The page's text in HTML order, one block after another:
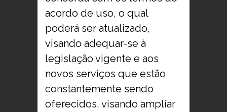
acordo de uso, o qual
poderá ser atualizado,
visando adequar-se à
legislação vigente e aos
novos serviços que estão
constantemente sendo
oferecidos, visando ampliar